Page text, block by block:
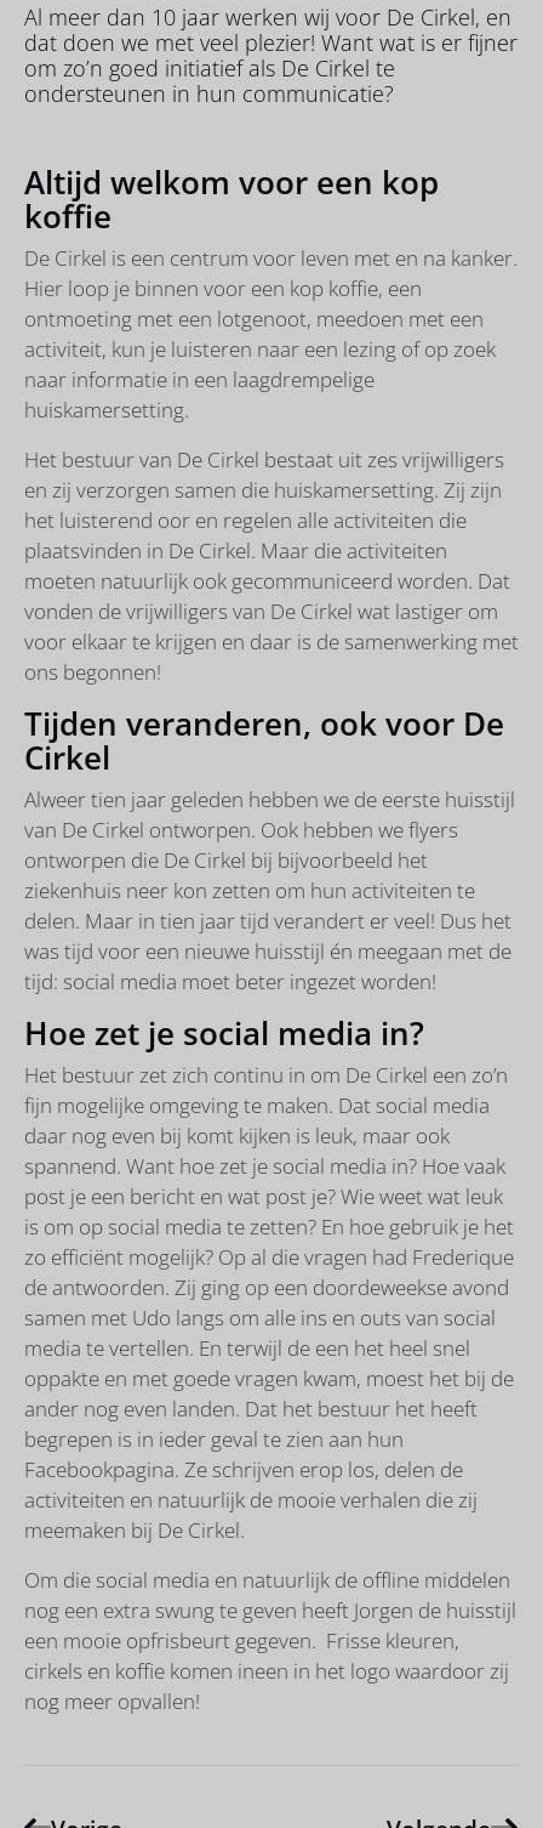
Al meer dan 10 jaar werken wij voor De Cirkel, en
dat doen we met veel plezier! Want wat is er fijner
om zo’n goed initiatief als De Cirkel te
ondersteunen in hun communicatie?
Altijd welkom voor een kop
koffie
De Cirkel is een centrum voor leven met en na kanker.
Hier loop je binnen voor een kop koffie, een
ontmoeting met een lotgenoot, meedoen met een
activiteit, kun je luisteren naar een lezing of op zoek
naar informatie in een laagdrempelige
huiskamersetting.
Het bestuur van De Cirkel bestaat uit zes vrijwilligers
en zij verzorgen samen die huiskamersetting. Zij zijn
het luisterend oor en regelen alle activiteiten die
plaatsvinden in De Cirkel. Maar die activiteiten
moeten natuurlijk ook gecommuniceerd worden. Dat
vonden de vrijwilligers van De Cirkel wat lastiger om
voor elkaar te krijgen en daar is de samenwerking met
ons begonnen!
Tijden veranderen, ook voor De
Cirkel
Alweer tien jaar geleden hebben we de eerste huisstijl
van De Cirkel ontworpen. Ook hebben we flyers
ontworpen die De Cirkel bij bijvoorbeeld het
ziekenhuis neer kon zetten om hun activiteiten te
delen. Maar in tien jaar tijd verandert er veel! Dus het
was tijd voor een nieuwe huisstijl én meegaan met de
tijd: social media moet beter ingezet worden!
Hoe zet je social media in?
Het bestuur zet zich continu in om De Cirkel een zo’n
fijn mogelijke omgeving te maken. Dat social media
daar nog even bij komt kijken is leuk, maar ook
spannend. Want hoe zet je social media in? Hoe vaak
post je een bericht en wat post je? Wie weet wat leuk
is om op social media te zetten? En hoe gebruik je het
zo efficiënt mogelijk? Op al die vragen had Frederique
de antwoorden. Zij ging op een doordeweekse avond
samen met Udo langs om alle ins en outs van social
media te vertellen. En terwijl de een het heel snel
oppakte en met goede vragen kwam, moest het bij de
ander nog even landen. Dat het bestuur het heeft
begrepen is in ieder geval te zien aan hun
Facebookpagina. Ze schrijven erop los, delen de
activiteiten en natuurlijk de mooie verhalen die zij
meemaken bij De Cirkel.
Om die social media en natuurlijk de offline middelen
nog een extra swung te geven heeft Jorgen de huisstijl
een mooie opfrisbeurt gegeven. Frisse kleuren,
cirkels en koffie komen ineen in het logo waardoor zij
nog meer opvallen!